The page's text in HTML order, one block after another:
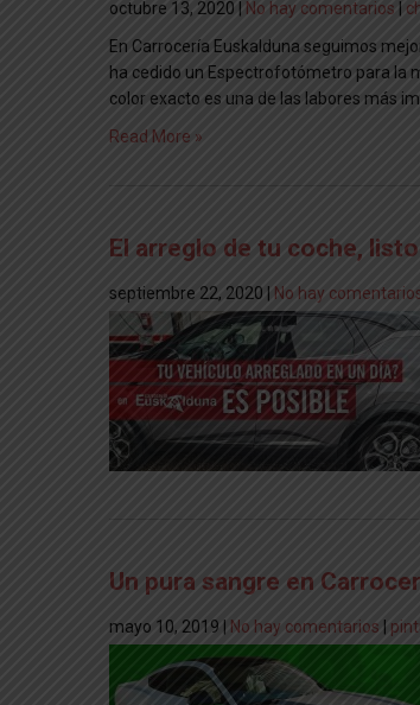
octubre 13, 2020 No hay comentarios
En Carrocería Euskalduna seguimos
ha cedido un Espectrofotómetro para la
color exacto es una de las labores más
Read More »
El arreglo de tu coche,
septiembre 22, 2020 No hay
Un pura sangre en
mayo 10, 2019 No hay comentarios